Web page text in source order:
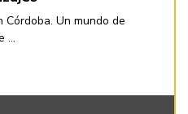
Un mundo de
...